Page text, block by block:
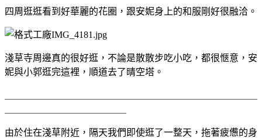
四周逛逛看到好華麗的花圈，跟安妮身上的和服剛好很融洽。
淺草寺周邊真的很好逛，不論是散散步吃小吃，都很愜意，安
妮與小郭逛完這裡，順道去了晴空塔。
由於住在淺草附近，隔天我們即使逛了一整天，拖著疲憊的身